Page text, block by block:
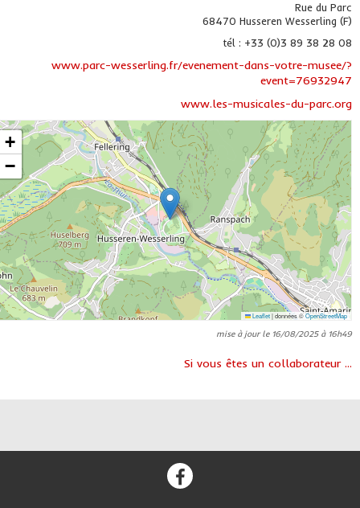
Rue du Parc
68470 Husseren Wesserling (F)
tél : +33 (0)3 89 38 28 08
www.parc-wesserling.fr/evenement-dans-votre-musee/?
event=76932947
www.les-musicales-du-parc.org
+
−
Leaflet|données ©OpenStreetMap
mise à jour le 16/08/2025 à 16h49
Si vous êtes un collaborateur ...